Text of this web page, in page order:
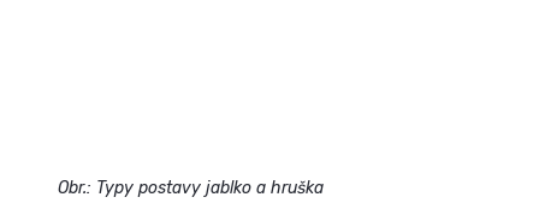
Obr.: Typy postavy jablko a hruška